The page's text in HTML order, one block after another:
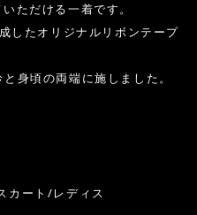
ただける一着です。
したオリジナルリボンテープ
身頃の両端に施しました。
カート/レディス